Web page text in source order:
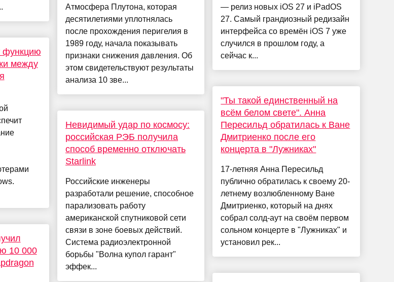
функцию
между
10 000
Атмосфера Плутона, которая
десятилетиями уплотнялась
после прохождения перигелия в
1989 году, начала показывать
признаки снижения давления. Об
этом свидетельствуют результаты
анализа 10 зве...
Невидимый удар по космосу:
российская РЭБ получила
способ временно отключать
Starlink
Российские инженеры
разработали решение, способное
парализовать работу
американской спутниковой сети
связи в зоне боевых действий.
Система радиоэлектронной
борьбы "Волна купол гарант"
эффек...
— релиз новых iOS 27 и iPadOS
27. Самый грандиозный редизайн
интерфейса со времён iOS 7 уже
случился в прошлом году, а
сейчас к...
"Ты такой единственный на
всём белом свете". Анна
Пересильд обратилась к Ване
Дмитриенко после его
концерта в "Лужниках"
17-летняя Анна Пересильд
публично обратилась к своему 20-
летнему возлюбленному Ване
Дмитриенко, который на днях
собрал солд-аут на своём первом
сольном концерте в "Лужниках" и
установил рек...